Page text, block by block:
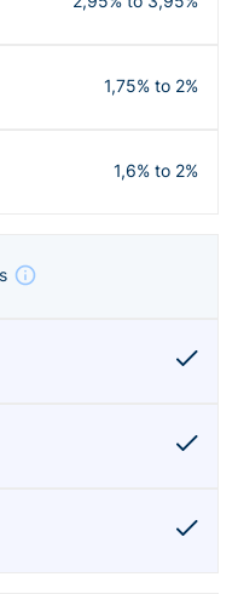
1,75% to 2%
1,6% to 2%